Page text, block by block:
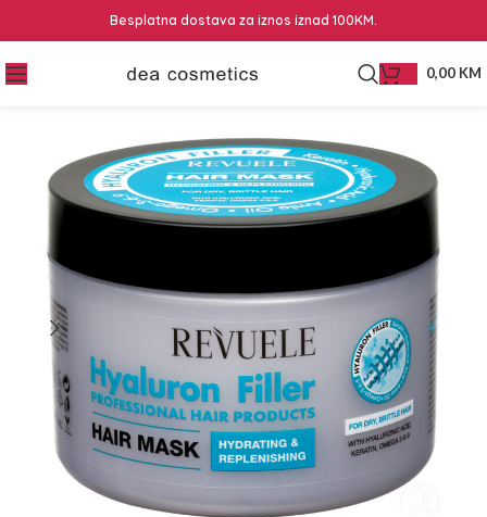
Besplatna dostava za iznos iznad 100KM.
0,00 KM